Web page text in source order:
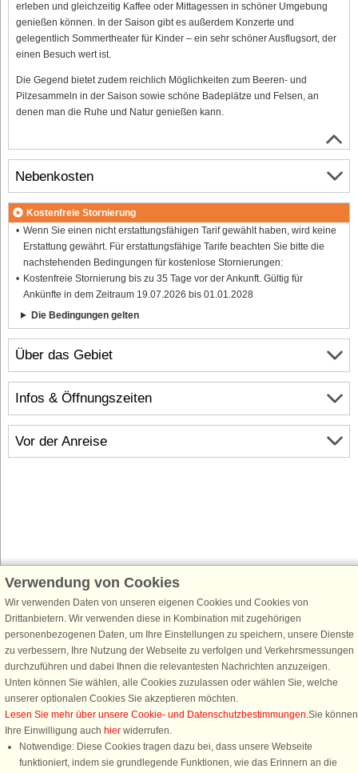
erleben und gleichzeitig Kaffee oder Mittagessen in schöner Umgebung
genießen können. In der Saison gibt es außerdem Konzerte und
gelegentlich Sommertheater für Kinder – ein sehr schöner Ausflugsort, der
einen Besuch wert ist.
Die Gegend bietet zudem reichlich Möglichkeiten zum Beeren- und
Pilzesammeln in der Saison sowie schöne Badeplätze und Felsen, an
denen man die Ruhe und Natur genießen kann.
Über das Gebiet
Infos & Öffnungszeiten
Vor der Anreise
Nebenkosten
Kostenfreie Stornierung
Wenn Sie einen nicht erstattungsfähigen Tarif gewählt haben, wird keine
Erstattung gewährt. Für erstattungsfähige Tarife beachten Sie bitte die
nachstehenden Bedingungen für kostenlose Stornierungen:
Kostenfreie Stornierung bis zu 35 Tage vor der Ankunft. Gültig für
Ankünfte in dem Zeitraum 19.07.2026 bis 01.01.2028
Die Bedingungen gelten
Schließen Sie sich 100.000 Ferienhaus-Fans an
Erhalten Sie einen Willkommensgutschein von 25 €für Ihren nächsten
Ferienhausurlaub - melden Sie sich einfach für den DanCenter Newsletter
an. Verpassen Sie nie wieder exklusive Angebote, Gewinnspiele und
Urlaubstipps!
Newsletter abonnieren
Verwendung von Cookies
Wir verwenden Daten von unseren eigenen Cookies und Cookies von
Drittanbietern. Wir verwenden diese in Kombination mit zugehörigen
personenbezogenen Daten, um Ihre Einstellungen zu speichern, unsere Dienste
zu verbessern, Ihre Nutzung der Webseite zu verfolgen und Verkehrsmessungen
durchzuführen und dabei Ihnen die relevantesten Nachrichten anzuzeigen.
Unten können Sie wählen, alle Cookies zuzulassen oder wählen Sie, welche
unserer optionalen Cookies Sie akzeptieren möchten.
Lesen Sie mehr über unsere Cookie- und Datenschutzbestimmungen.Sie können
Ihre Einwilligung auch hier widerrufen.
Notwendige: Diese Cookies tragen dazu bei, dass unsere Webseite
funktioniert, indem sie grundlegende Funktionen, wie das Erinnern an die